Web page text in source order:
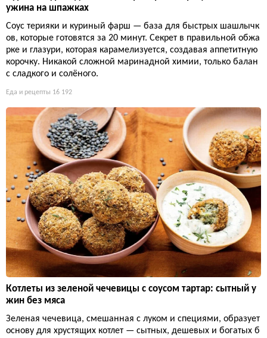
ужина на шпажках
Соус терияки и куриный фарш — база для быстрых шашлычк
ов, которые готовятся за 20 минут. Секрет в правильной обжа
рке и глазури, которая карамелизуется, создавая аппетитную
корочку. Никакой сложной маринадной химии, только балан
с сладкого и солёного.
Еда и рецепты 16 192
Котлеты из зеленой чечевицы с соусом тартар: сытный у
жин без мяса
Зеленая чечевица, смешанная с луком и специями, образует
основу для хрустящих котлет — сытных, дешевых и богатых б